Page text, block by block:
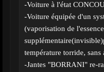
-Voiture à l'état
-Voiture équipée d'un
(vaporisation de
température torride,
-Jantes "BORRANI" re-